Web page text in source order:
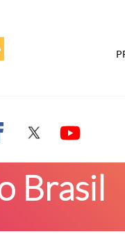
Brasil